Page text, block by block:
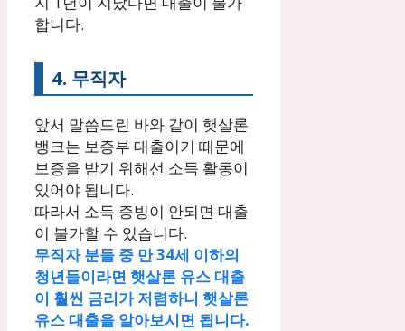
합니다.
4. 무직자
앞서 말씀드린 바와 같이 햇살론
뱅크는 보증부 대출이기 때문에
보증을 받기 위해선 소득 활동이
있어야 됩니다.
따라서 소득 증빙이 안되면 대출
이 불가할 수 있습니다.
무직자 분들 중 만 34세 이하의
청년들이라면 햇살론 유스 대출
이 훨씬 금리가 저렴하니 햇살론
유스 대출을 알아보시면 됩니다.